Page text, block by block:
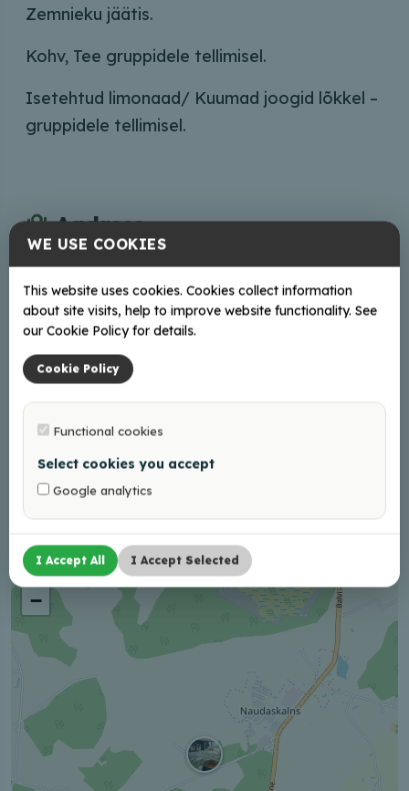
Zemnieku jäätis.
Kohv, Tee gruppidele tellimisel.
Isetehtud limonaad/ Kuumad joogid lõkkel –
gruppidele tellimisel.
Aadress
Ozolu mājas, Kārklinieki, Balvu pag., Balvu nov.,
Braukt
Kontaktid
Facebook
+
−
WE USE COOKIES
This website uses cookies. Cookies collect information
about site visits, help to improve website functionality. See
our Cookie Policy for details.
Cookie Policy
Functional cookies
Select cookies you accept
Google analytics
I Accept All I Accept Selected